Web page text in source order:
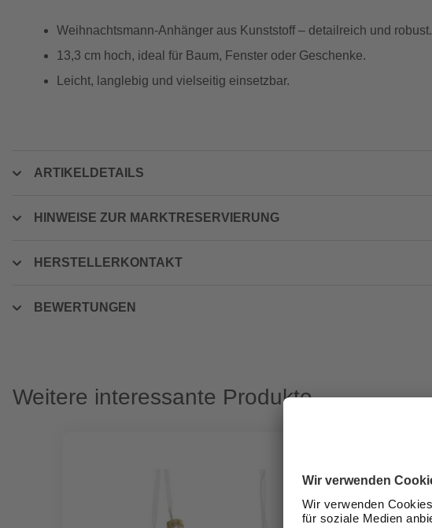
Weihnachtsmann-Anhänger aus Kunststoff – detailreich und robust.
13,3 cm hoch, ideal für Baum, Fenster oder Geschenke.
Leicht, langlebig und vielseitig einsetzbar.
ARTIKELDETAILS
HINWEISE ZUR MARKTRESERVIERUNG
HERSTELLERKONTAKT
BEWERTUNGEN
Weitere interessante Produkte